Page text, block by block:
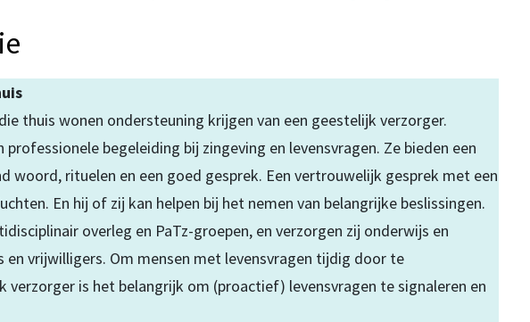
thuis wonen ondersteuning krijgen van een geestelijk verzorger.
begeleiding bij zingeving en levensvragen. Ze bieden een
woord, rituelen en een goed gesprek. Een vertrouwelijk gesprek met een
En hij of zij kan helpen bij het nemen van belangrijke beslissingen.
overleg en PaTz-groepen, en verzorgen zij onderwijs en
en vrijwilligers. Om mensen met levensvragen tijdig door te
verzorger is het belangrijk om (proactief) levensvragen te signaleren en